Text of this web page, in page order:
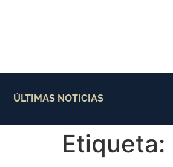
ÚLTIMAS NOTICIAS
Etiqueta: